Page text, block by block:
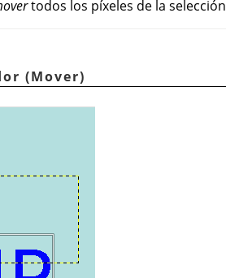
todos los píxeles de la
(Mover)